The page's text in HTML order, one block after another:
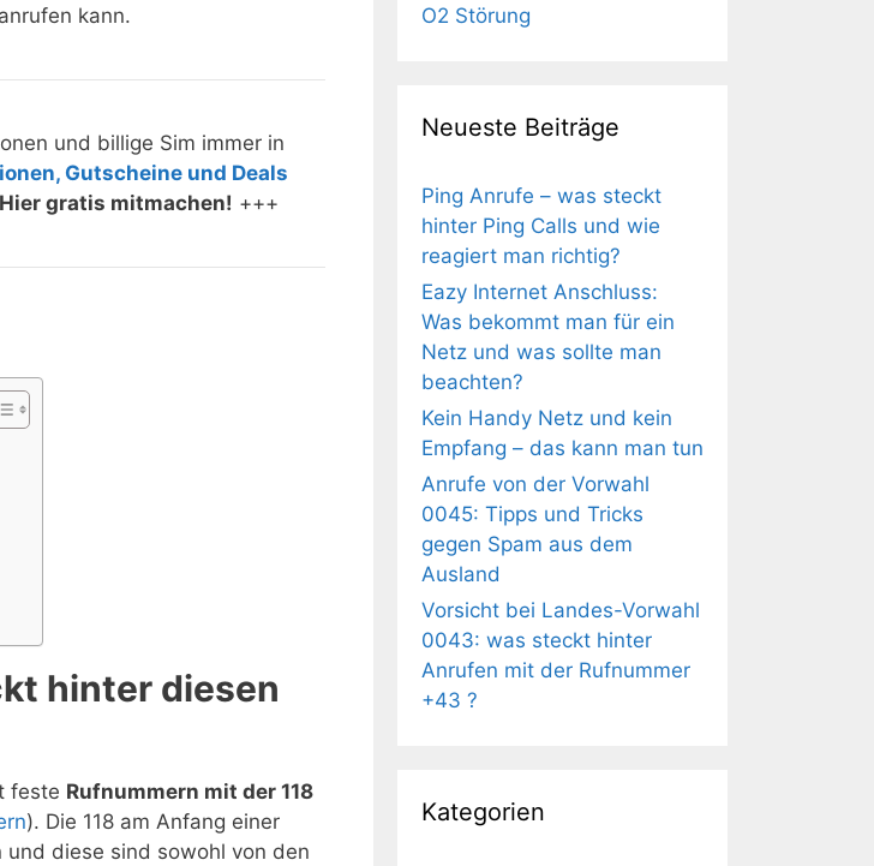
kann.
und billige Sim immer in
Gutscheine und Deals
gratis mitmachen! +++
hinter diesen
feste Rufnummern mit der 118
). Die 118 am Anfang einer
diese sind sowohl von den
O2 Störung
Neueste Beiträge
Ping Anrufe – was steckt
hinter Ping Calls und wie
reagiert man richtig?
Eazy Internet Anschluss:
Was bekommt man für ein
Netz und was sollte man
beachten?
Kein Handy Netz und kein
Empfang – das kann man tun
Anrufe von der Vorwahl
0045: Tipps und Tricks
gegen Spam aus dem
Ausland
Vorsicht bei Landes-Vorwahl
0043: was steckt hinter
Anrufen mit der Rufnummer
+43 ?
Kategorien